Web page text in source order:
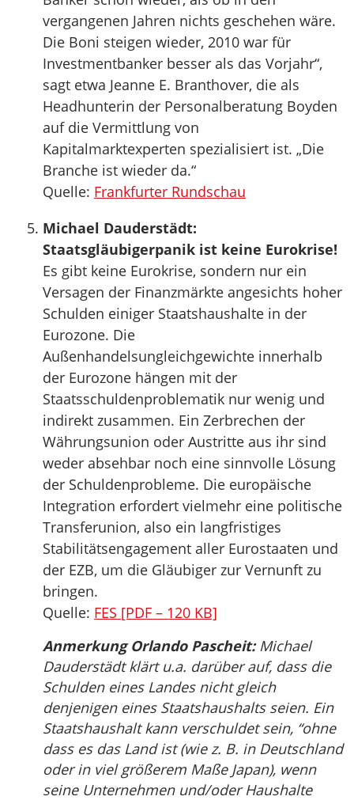
vergangenen Jahren nichts geschehen wäre.
Die Boni steigen wieder, 2010 war für
Investmentbanker besser als das Vorjahr“,
sagt etwa Jeanne E. Branthover, die als
Headhunterin der Personalberatung Boyden
auf die Vermittlung von
Kapitalmarktexperten spezialisiert ist. „Die
Branche ist wieder da.“
Quelle: Frankfurter Rundschau
Michael Dauderstädt:
Staatsgläubigerpanik ist keine Eurokrise!
Es gibt keine Eurokrise, sondern nur ein
Versagen der Finanzmärkte angesichts hoher
Schulden einiger Staatshaushalte in der
Eurozone. Die
Außenhandelsungleichgewichte innerhalb
der Eurozone hängen mit der
Staatsschuldenproblematik nur wenig und
indirekt zusammen. Ein Zerbrechen der
Währungsunion oder Austritte aus ihr sind
weder absehbar noch eine sinnvolle Lösung
der Schuldenprobleme. Die europäische
Integration erfordert vielmehr eine politische
Transferunion, also ein langfristiges
Stabilitätsengagement aller Eurostaaten und
der EZB, um die Gläubiger zur Vernunft zu
bringen.
Quelle: FES [PDF – 120 KB]
Anmerkung Orlando Pascheit:Michael
Dauderstädt klärt u.a. darüber auf, dass die
Schulden eines Landes nicht gleich
denjenigen eines Staatshaushalts seien. Ein
Staatshaushalt kann verschuldet sein, “ohne
dass es das Land ist (wie z. B. in Deutschland
oder in viel größerem Maße Japan), wenn
seine Unternehmen und/oder Haushalte